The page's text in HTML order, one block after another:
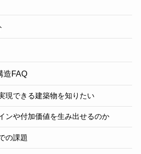
造FAQ
現できる建築物を知りたい
ンや付加価値を生み出せるのか
の課題